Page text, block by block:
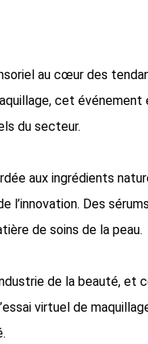
au cœur des
cet
du secteur.
aux ingrédients
l’innovation. Des
de soins de la peau.
de la beauté, et
virtuel de